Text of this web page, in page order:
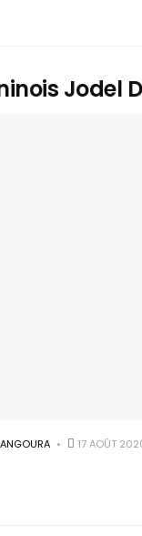
Jodel
17 AOÛT